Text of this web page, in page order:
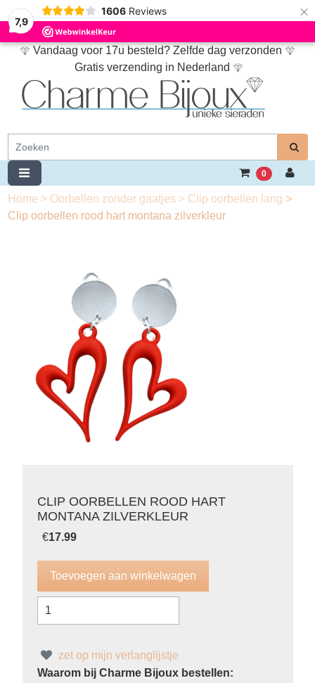
7,9
1606 Reviews ×
Vandaag voor 17u besteld? Zelfde dag verzonden
Gratis verzending in Nederland
0
Home > Oorbellen zonder gaatjes > Clip oorbellen lang >
Clip oorbellen rood hart montana zilverkleur
CLIP OORBELLEN ROOD HART
MONTANA ZILVERKLEUR
€17.99
zet op mijn verlanglijstje
Waarom bij Charme Bijoux bestellen: